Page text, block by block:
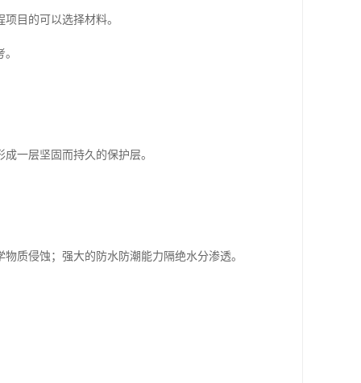
目的可以选择材料。
一层坚固而持久的保护层。
质侵蚀；强大的防水防潮能力隔绝水分渗透。